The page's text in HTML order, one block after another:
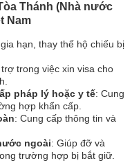
Thánh (Nhà nước
Nam
hạn, thay thế hộ chiếu bị
trợ trong việc xin visa cho
pháp lý hoặc y tế: Cung
hợp khẩn cấp.
: Cung cấp thông tin và
ngoài: Giúp đỡ và
trường hợp bị bắt giữ.